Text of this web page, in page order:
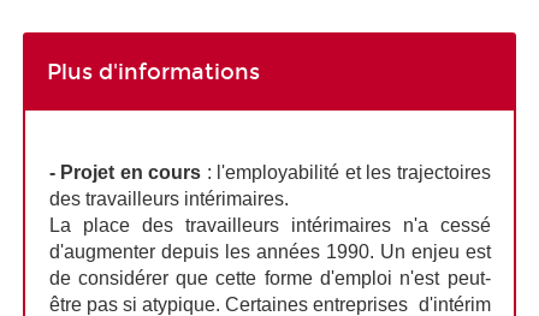
Plus d'informations
- Projet en cours : l'employabilité et les trajectoires
des travailleurs intérimaires.
La place des travailleurs intérimaires n'a cessé
d'augmenter depuis les années 1990. Un enjeu est
de considérer que cette forme d'emploi n'est peut-
être pas si atypique. Certaines entreprises d'intérim